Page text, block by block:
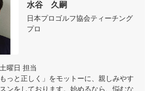
水谷　久嗣
日本プロゴルフ協会ティーチング
プロ
曜日 担当
っと正しく」をモットーに、親しみやす
ンをしております。始めるなら、悩むな